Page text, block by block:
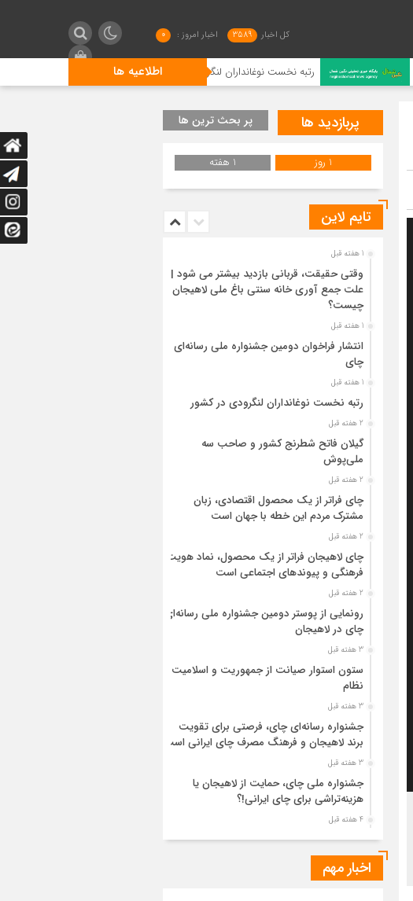
کل اخبار 3589 اخبار امروز : 0
اطلاعیه ها رتبه نخست نوغانداران لنگرودی در کشور
پربازدید ها پر بحث ترین ها
1 روز 1 هفته
تایم لاین
1 هفته قبل
وقتی حقیقت، قربانی بازدید بیشتر می شود |
علت جمع آوری خانه سنتی باغ ملی لاهیجان
چیست؟
1 هفته قبل
انتشار فراخوان دومین جشنواره ملی رسانه‌ای
چای
1 هفته قبل
رتبه نخست نوغانداران لنگرودی در کشور
2 هفته قبل
گیلان فاتح شطرنج کشور و صاحب سه
ملی‌پوش
2 هفته قبل
چای فراتر از یک محصول اقتصادی، زبان
مشترک مردم این خطه با جهان است
2 هفته قبل
چای لاهیجان فراتر از یک محصول، نماد هویت
فرهنگی و پیوندهای اجتماعی است
2 هفته قبل
رونمایی از پوستر دومین جشنواره ملی رسانه‌ای
چای در لاهیجان
3 هفته قبل
ستون استوار صیانت از جمهوریت و اسلامیت
نظام
3 هفته قبل
جشنواره رسانه‌ای چای، فرصتی برای تقویت
برند لاهیجان و فرهنگ مصرف چای ایرانی است
3 هفته قبل
جشنواره ملی چای، حمایت از لاهیجان یا
هزینه‌تراشی برای چای ایرانی!؟
4 هفته قبل
پیکر مطهر رهبر شهید انقلاب در حرم مطهر
رضوی آرام گرفت
اخبار مهم